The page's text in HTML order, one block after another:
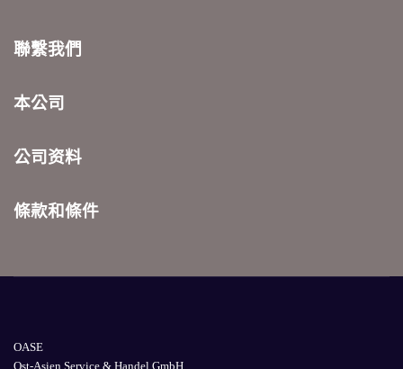
聯繫我們
本公司
公司资料
條款和條件
OASE
Ost-Asien Service & Handel GmbH